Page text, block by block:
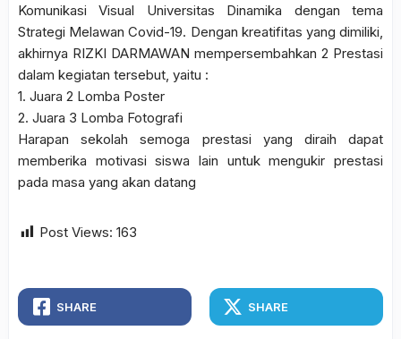
Komunikasi Visual Universitas Dinamika dengan tema
Strategi Melawan Covid-19. Dengan kreatifitas yang dimiliki,
akhirnya RIZKI DARMAWAN mempersembahkan 2 Prestasi
dalam kegiatan tersebut, yaitu :
1. Juara 2 Lomba Poster
2. Juara 3 Lomba Fotografi
Harapan sekolah semoga prestasi yang diraih dapat
memberika motivasi siswa lain untuk mengukir prestasi
pada masa yang akan datang
Post Views: 163
SHARE SHARE